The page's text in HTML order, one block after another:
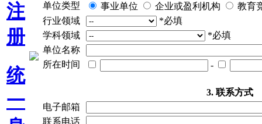
注
册
统
一
单位类型
事业单位 企业或盈利机构
教育
行业领域
*必填
学科领域
*必填
单位名称
所在时间
-
3. 联系方式
电子邮箱
联系电话